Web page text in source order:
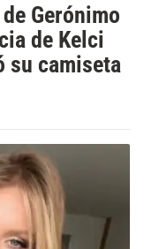
Gerónimo
de Kelci
su camiseta